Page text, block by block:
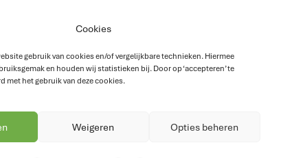
Cookies
gebruik van cookies en/of vergelijkbare technieken. Hiermee
en houden wij statistieken bij. Door op ‘accepteren’ te
met het gebruik van deze cookies.
Weigeren Opties beheren
en bezoekers relevante informatie of
gegevens worden verwerkt en voor
De afspraken hierover zijn vastgelegd in